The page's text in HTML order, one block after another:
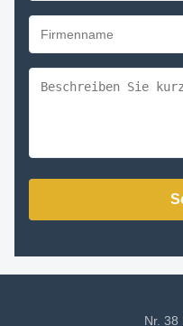
Nr. 38